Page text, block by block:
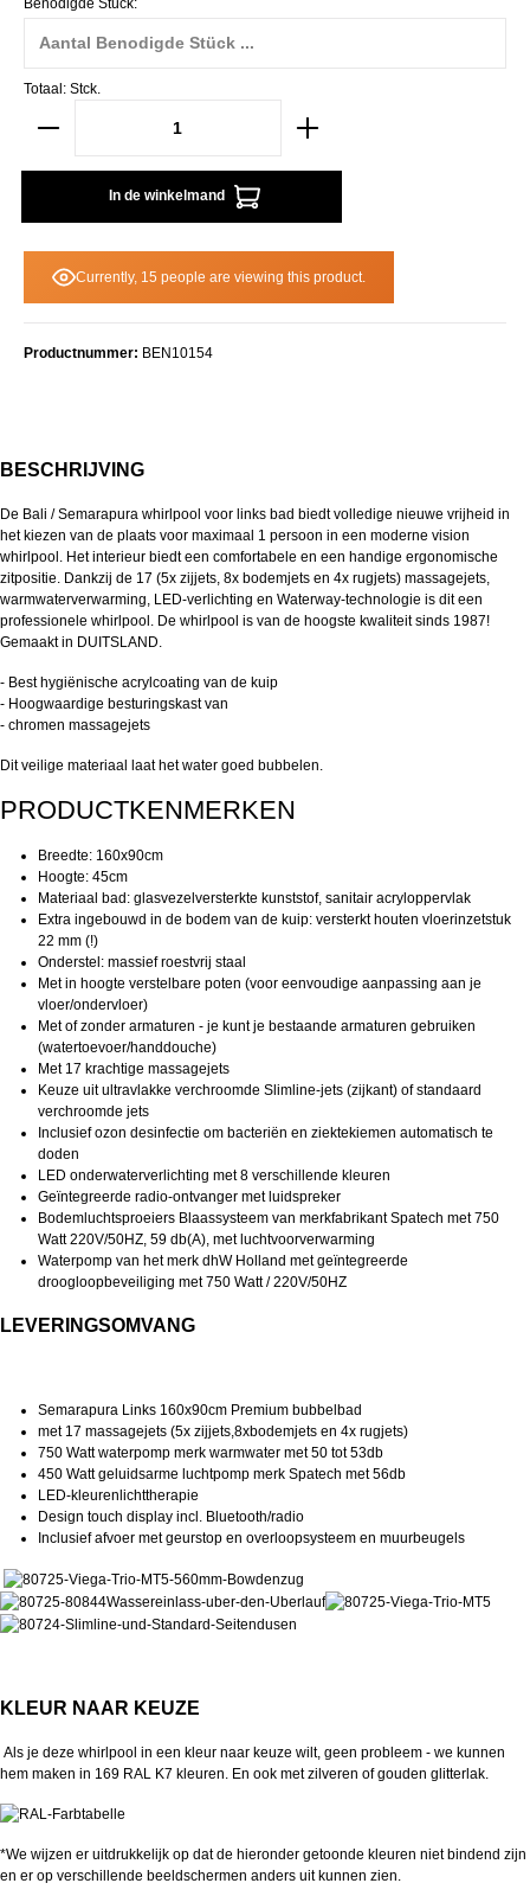
Benodigde Stück:
Totaal: Stck.
In de winkelmand
Currently, 15 people are viewing this product.
Productnummer: BEN10154
BESCHRIJVING
De Bali / Semarapura whirlpool voor links bad biedt volledige nieuwe vrijheid in
het kiezen van de plaats voor maximaal 1 persoon in een moderne vision
whirlpool. Het interieur biedt een comfortabele en een handige ergonomische
zitpositie. Dankzij de 17 (5x zijjets, 8x bodemjets en 4x rugjets) massagejets,
warmwaterverwarming, LED-verlichting en Waterway-technologie is dit een
professionele whirlpool. De whirlpool is van de hoogste kwaliteitsinds 1987!
Gemaakt in DUITSLAND.
- Best hygiënische acrylcoating van de kuip
- Hoogwaardige besturingskast van
- chromen massagejets
Dit veilige materiaal laat het water goed bubbelen.
PRODUCTKENMERKEN
Breedte: 160x90cm
Hoogte: 45cm
Materiaal bad: glasvezelversterkte kunststof, sanitair acryloppervlak
Extra ingebouwd in de bodem van de kuip: versterkt houten vloerinzetstuk
22 mm (!)
Onderstel: massief roestvrij staal
Met in hoogte verstelbare poten (voor eenvoudige aanpassing aan je
vloer/ondervloer)
Met of zonder armaturen - je kunt je bestaande armaturen gebruiken
(watertoevoer/handdouche)
Met 17 krachtige massagejets
Keuze uit ultravlakke verchroomde Slimline-jets (zijkant) of standaard
verchroomde jets
Inclusief ozon desinfectie om bacteriën en ziektekiemen automatisch te
doden
LED onderwaterverlichting met 8 verschillende kleuren
Geïntegreerde radio-ontvanger met luidspreker
Bodemluchtsproeiers Blaassysteem van merkfabrikant Spatech met 750
Watt 220V/50HZ, 59 db(A), met luchtvoorverwarming
Waterpomp van het merk dhW Holland met geïntegreerde
droogloopbeveiliging met 750 Watt / 220V/50HZ
LEVERINGSOMVANG
Semarapura Links 160x90cm Premium bubbelbad
met 17 massagejets (5x zijjets,8xbodemjets en 4x rugjets)
750 Watt waterpomp merk warmwater met 50 tot 53db
450 Watt geluidsarme luchtpomp merk Spatech met 56db
LED-kleurenlichttherapie
Design touch display incl. Bluetooth/radio
Inclusief afvoer met geurstop en overloopsysteem en muurbeugels
KLEUR NAAR KEUZE
Als je deze whirlpool in een kleur naar keuze wilt, geen probleem - we kunnen
hem maken in 169 RAL K7 kleuren. En ook met zilveren of gouden glitterlak.
*We wijzen er uitdrukkelijk op dat de hieronder getoonde kleuren niet bindend zijn
en er op verschillende beeldschermen anders uit kunnen zien.